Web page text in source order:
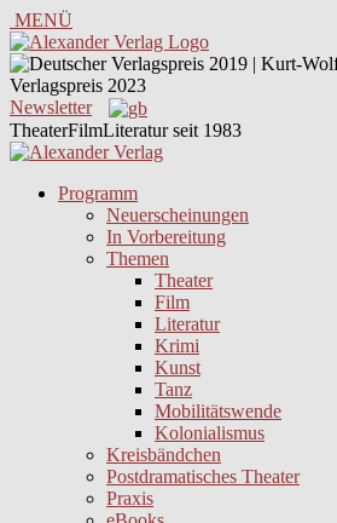
MENÜ
Newsletter
TheaterFilmLiteratur seit 1983
Programm
Neuerscheinungen
In Vorbereitung
Themen
Theater
Film
Literatur
Krimi
Kunst
Tanz
Mobilitätswende
Kolonialismus
Kreisbändchen
Postdramatisches Theater
Praxis